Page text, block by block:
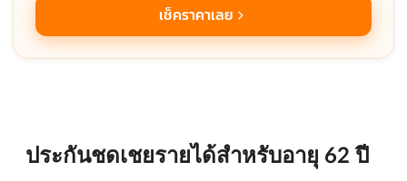
เช็คราคาเลย
ประกันชดเชยรายได้สำหรับอายุ 62 ปี